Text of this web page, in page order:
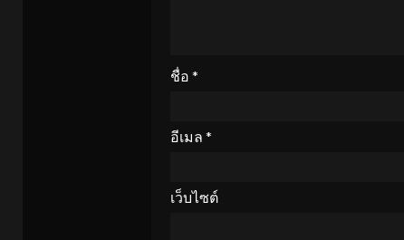
ชื่อ *
อีเมล *
เว็บไซต์